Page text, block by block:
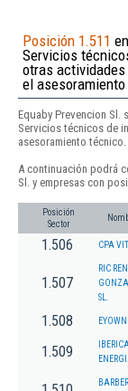
Posición 1.511
Servicios
otras
el
Equaby Prevencion Sl.
Servicios técnicos de
asesoramiento técnico.
A continuación podrá
Sl. y empresas con
Posición
Sector
1.506 CPA
1.507
RIC
SL.
1.508 EYOWN
1.509